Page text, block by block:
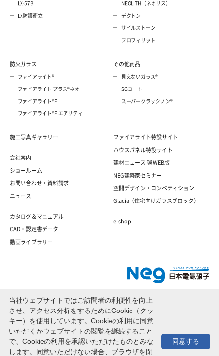
LX-57B
LX防護衝立
NEOLITH（ネオリス）
デクトン
サイルストーン
プロフィリット
防火ガラス
ファイアライト®
ファイアライト プラス®ネオ
ファイアライト®F
ファイアライト®F エアリティ
その他商品
見えないガラス®
SGコート
スーパークラックノン®
施工写真ギャラリー
会社案内
ショールーム
お問い合わせ・資料請求
ニュース
カタログ＆マニュアル
CAD・認定書データ
動画ライブラリー
ファイアライト特設サイト
ハウスパネル特設サイト
建材ニュース 環 WEB版
NEG建築家セミナー
空間デザイン・コンペティション
Glacia（住宅向けガラスブロック）
e-shop
※電気硝子建材株式会社は日本電気硝子株式会社のグループ会社です。
サイトマップ 個人情報保護法 Cookieポリシー ENGLISH
同意する
当社ウェブサイトではご訪問者の利便性を向上
させ、アクセス分析をするためにCookie（クッ
キー）を使用しています。Cookieの利用に同意
いただくかウェブサイトの閲覧を継続すること
で、Cookieの利用を承認いただけたものとみな
します。同意いただけない場合、ブラウザを閉